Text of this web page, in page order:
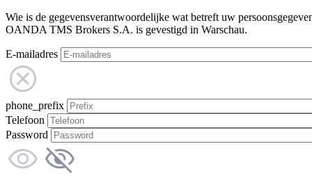
Wie is de gegevensverantwoordelijke wat betreft uw
OANDA TMS Brokers S.A. is gevestigd in Warschau.
E-mailadres
phone_prefix
Telefoon
Password